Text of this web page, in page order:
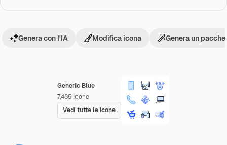
Generic Blue
7,485 Icone
Vedi tutte le icone
Genera con l'IA Modifica icona Genera un